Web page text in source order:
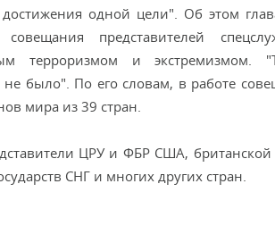
достижения одной цели". Об этом
представителей
терроризмом и экстремизмом.
было". По его словам, в работе
мира из 39 стран.
ЦРУ и ФБР США,
СНГ и многих других стран.